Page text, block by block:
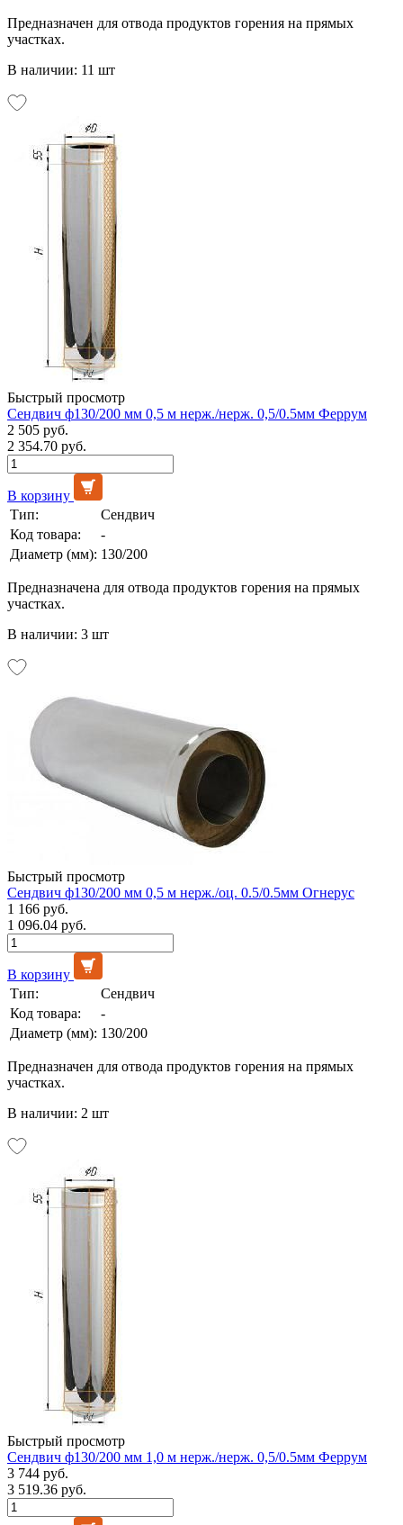
Предназначен для отвода продуктов горения на прямых
участках.
В наличии: 11 шт
Быстрый просмотр
Сендвич ф130/200 мм 0,5 м нерж./нерж. 0,5/0.5мм Феррум
2 505 руб.
2 354.70 руб.
В корзину
Тип:
Сендвич
Код товара:
-
Диаметр (мм): 130/200
Предназначена для отвода продуктов горения на прямых
участках.
В наличии: 3 шт
Быстрый просмотр
Сендвич ф130/200 мм 0,5 м нерж./оц. 0.5/0.5мм Огнерус
1 166 руб.
1 096.04 руб.
В корзину
Тип:
Сендвич
Код товара:
-
Диаметр (мм): 130/200
Предназначен для отвода продуктов горения на прямых
участках.
В наличии: 2 шт
Быстрый просмотр
Сендвич ф130/200 мм 1,0 м нерж./нерж. 0,5/0.5мм Феррум
3 744 руб.
3 519.36 руб.